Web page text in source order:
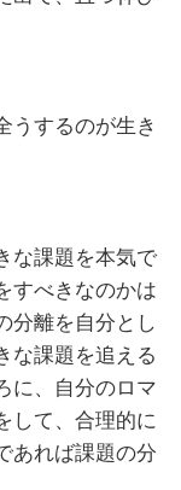
うするのが生き
な課題を本気で
すべきなのかは
分離を自分とし
な課題を追える
に、自分のロマ
して、合理的に
あれば課題の分